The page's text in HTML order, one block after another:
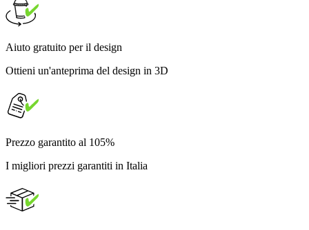
Aiuto gratuito per il design
Ottieni un'anteprima del design in 3D
Prezzo garantito al 105%
I migliori prezzi garantiti in Italia